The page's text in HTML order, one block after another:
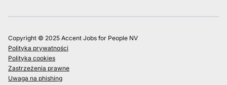
Copyright © 2025 Accent Jobs for People NV
Polityka prywatności
Polityka cookies
Zastrzeżenia prawne
Uwaga na phishing